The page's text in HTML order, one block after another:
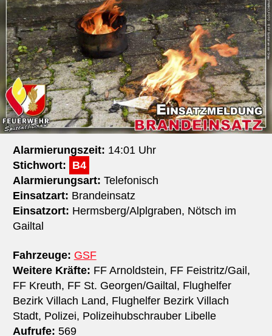
Alarmierungszeit: 14:01 Uhr
Stichwort: B4
Alarmierungsart: Telefonisch
Einsatzart: Brandeinsatz
Einsatzort: Hermsberg/Alplgraben, Nötsch im
Gailtal
Fahrzeuge: GSF
Weitere Kräfte: FF Arnoldstein, FF Feistritz/Gail,
FF Kreuth, FF St. Georgen/Gailtal, Flughelfer
Bezirk Villach Land, Flughelfer Bezirk Villach
Stadt, Polizei, Polizeihubschrauber Libelle
Aufrufe: 569